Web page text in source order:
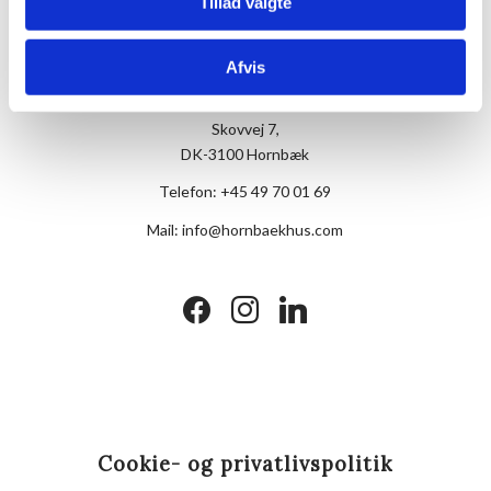
Afvis
Hotel Hornbækhus
Skovvej 7,
DK-3100 Hornbæk
Telefon: +45 49 70 01 69
Mail:info@hornbaekhus.com
facebookinstagramlinkedin
Cookie- og privatlivspolitik